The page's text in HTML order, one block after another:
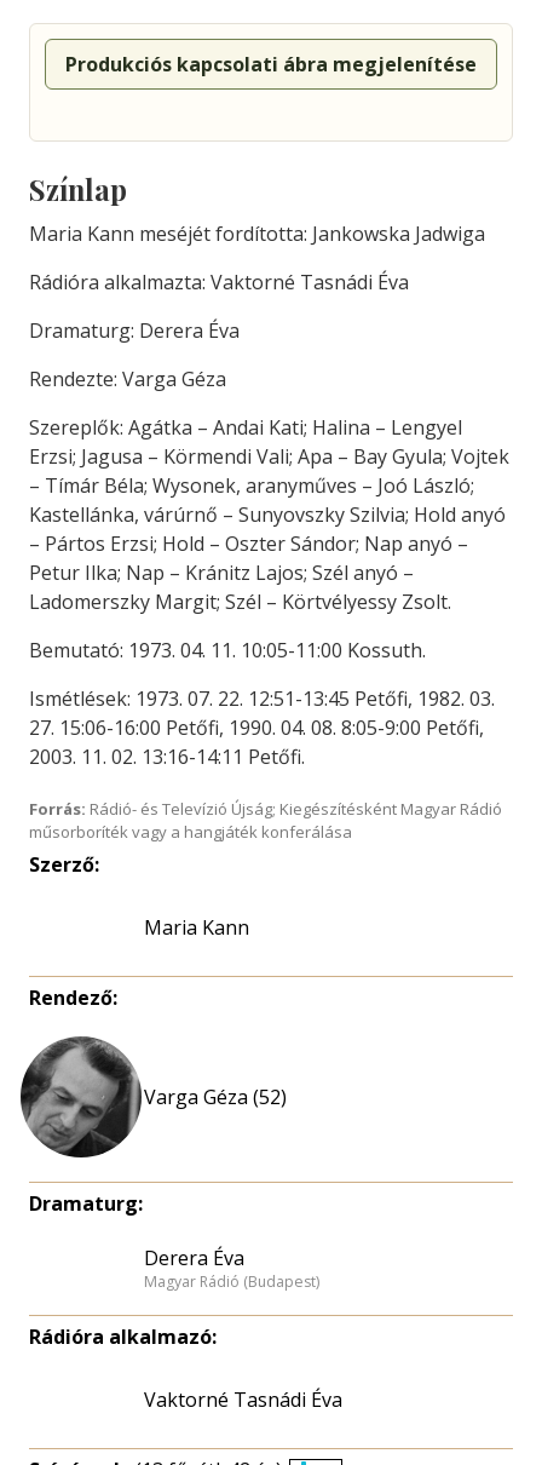
Produkciós kapcsolati ábra megjelenítése
Színlap
Maria Kann meséjét fordította: Jankowska Jadwiga
Rádióra alkalmazta: Vaktorné Tasnádi Éva
Dramaturg: Derera Éva
Rendezte: Varga Géza
Szereplők: Agátka – Andai Kati; Halina – Lengyel
Erzsi; Jagusa – Körmendi Vali; Apa – Bay Gyula; Vojtek
– Tímár Béla; Wysonek, aranyműves – Joó László;
Kastellánka, várúrnő – Sunyovszky Szilvia; Hold anyó
– Pártos Erzsi; Hold – Oszter Sándor; Nap anyó –
Petur Ilka; Nap – Kránitz Lajos; Szél anyó –
Ladomerszky Margit; Szél – Körtvélyessy Zsolt.
Bemutató: 1973. 04. 11. 10:05-11:00 Kossuth.
Ismétlések: 1973. 07. 22. 12:51-13:45 Petőfi, 1982. 03.
27. 15:06-16:00 Petőfi, 1990. 04. 08. 8:05-9:00 Petőfi,
2003. 11. 02. 13:16-14:11 Petőfi.
Forrás: Rádió- és Televízió Újság; Kiegészítésként Magyar Rádió
műsorboríték vagy a hangjáték konferálása
Szerző:
Maria Kann
Rendező:
Varga Géza (52)
Dramaturg:
Derera Éva
Magyar Rádió (Budapest)
Rádióra alkalmazó:
Vaktorné Tasnádi Éva